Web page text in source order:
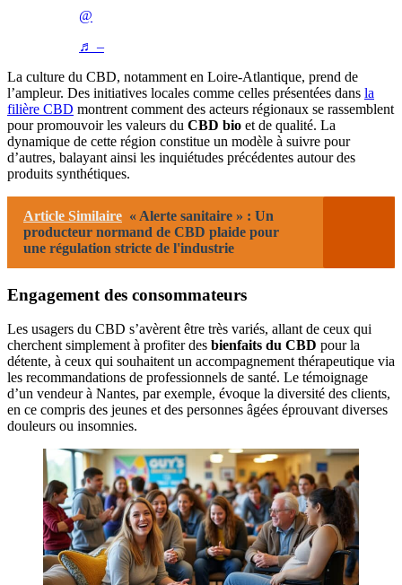
@
♬ –
La culture du CBD, notamment en Loire-Atlantique, prend de
l’ampleur. Des initiatives locales comme celles présentées dans la
filière CBD montrent comment des acteurs régionaux se rassemblent
pour promouvoir les valeurs du CBD bio et de qualité. La
dynamique de cette région constitue un modèle à suivre pour
d’autres, balayant ainsi les inquiétudes précédentes autour des
produits synthétiques.
Article Similaire « Alerte sanitaire » : Un
producteur normand de CBD plaide pour
une régulation stricte de l'industrie
Engagement des consommateurs
Les usagers du CBD s’avèrent être très variés, allant de ceux qui
cherchent simplement à profiter des bienfaits du CBD pour la
détente, à ceux qui souhaitent un accompagnement thérapeutique via
les recommandations de professionnels de santé. Le témoignage
d’un vendeur à Nantes, par exemple, évoque la diversité des clients,
en ce compris des jeunes et des personnes âgées éprouvant diverses
douleurs ou insomnies.